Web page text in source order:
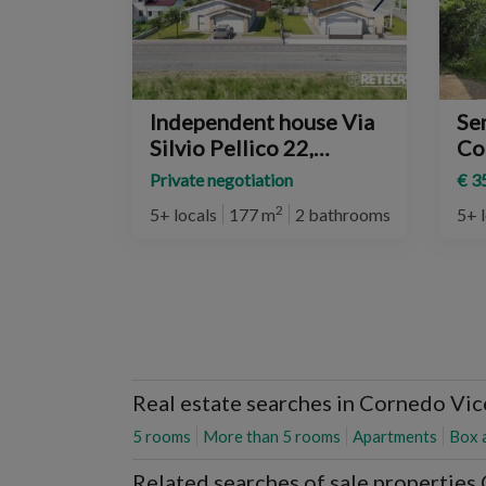
Independent house Via
Silvio Pellico 22,
Cornedo Vicentino
Private negotiation
5+ locals
177 m2 2 bathrooms
€
5+
Real estate searches in Cornedo
5 rooms More than 5 rooms Apartments Box